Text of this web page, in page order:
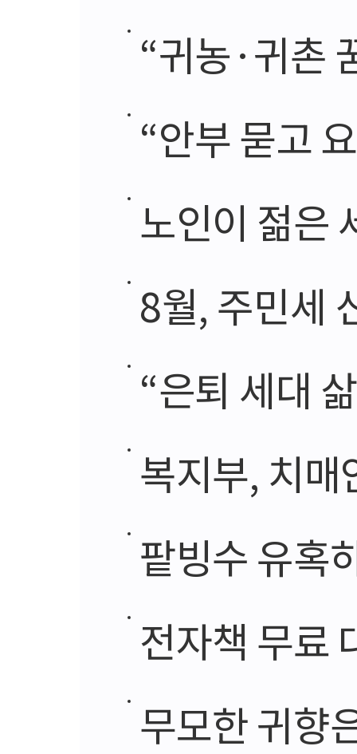
“귀농·귀촌
“안부 묻고 요
노인이 젊은
8월, 주민세 신
“은퇴 세대
복지부, 치매안
팥빙수 유혹
전자책 무료
무모한 귀향